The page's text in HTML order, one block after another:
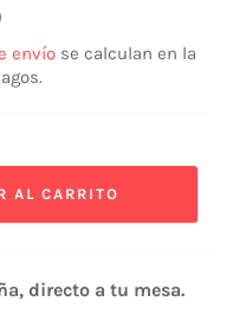
envío se calculan en la
AL CARRITO
directo a tu mesa.